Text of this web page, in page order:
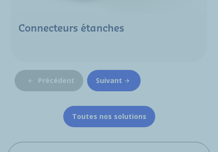
Connecteurs étanches
Précédent Suivant
Toutes nos solutions